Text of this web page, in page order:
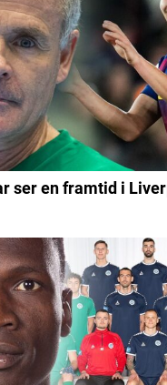
ser en framtid i